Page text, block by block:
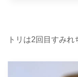
トリは2回目すみれ